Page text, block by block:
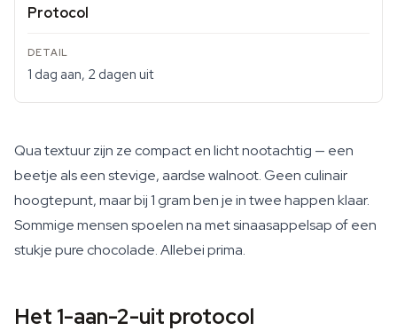
Protocol
1 dag aan, 2 dagen uit
Qua textuur zijn ze compact en licht nootachtig — een
beetje als een stevige, aardse walnoot. Geen culinair
hoogtepunt, maar bij 1 gram ben je in twee happen klaar.
Sommige mensen spoelen na met sinaasappelsap of een
stukje pure chocolade. Allebei prima.
Het 1-aan-2-uit protocol